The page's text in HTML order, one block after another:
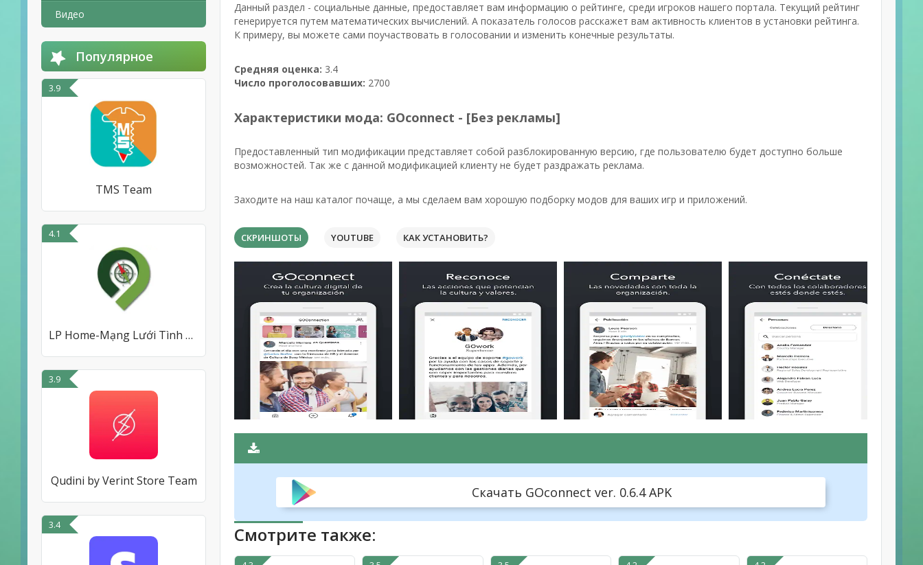
Видео
Популярное
3.9
TMS Team
4.1
LP Home-Mạng Lưới Tình Báo BĐS
3.9
Qudini by Verint Store Team
3.4
Данный раздел - социальные данные, предоставляет вам информацию о рейтинге, среди игроков нашего портала. Текущий рейтинг
генерируется путем математических вычислений. А показатель голосов расскажет вам активность клиентов в установки рейтинга.
К примеру, вы можете сами поучаствовать в голосовании и изменить конечные результаты.
Средняя оценка: 3.4
Число проголосовавших: 2700
Характеристики мода: GOconnect - [Без рекламы]
Предоставленный тип модификации представляет собой разблокированную версию, где пользователю будет доступно больше
возможностей. Так же с данной модификацией клиенту не будет раздражать реклама.
Заходите на наш каталог почаще, а мы сделаем вам хорошую подборку модов для ваших игр и приложений.
СКРИНШОТЫ YOUTUBE КАК УСТАНОВИТЬ?
Скачать GOconnect ver. 0.6.4 APK
Смотрите также: